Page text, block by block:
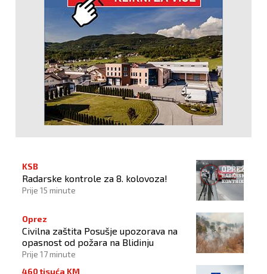
KSB
Radarske kontrole za 8. kolovoza!
Prije 15 minute
Oprez
Civilna zaštita Posušje upozorava na
opasnost od požara na Blidinju
Prije 17 minute
460 tisuća KM